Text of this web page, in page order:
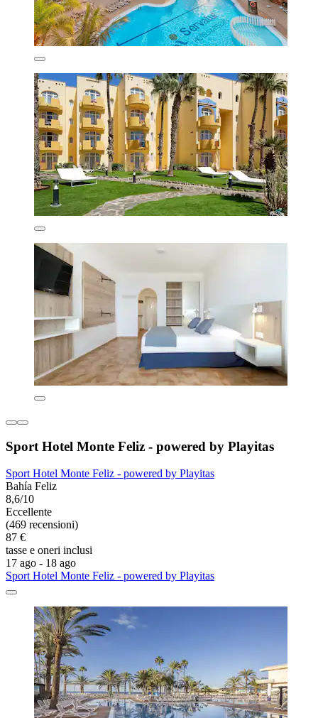
Sport Hotel Monte Feliz - powered by Playitas
Sport Hotel Monte Feliz - powered by Playitas
Bahía Feliz
8,6/10
Eccellente
(469 recensioni)
87 €
tasse e oneri inclusi
17 ago - 18 ago
Sport Hotel Monte Feliz - powered by Playitas